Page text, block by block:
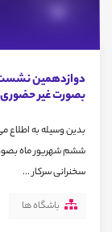
دوازدهمین نشست
بصورت غیر حضوری
بدین وسیله به اطلاع
ششم شهریور ماه
سخنرانی سرکار ...
باشگاه ها